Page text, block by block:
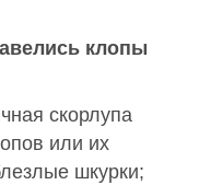
клопы
скорлупа
или их
шкурки;